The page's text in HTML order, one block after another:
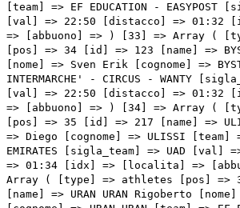
WANTY [sigla_team] => ICW [val] => 22:50 [distacco] => 01:32 [idx] => [localita] => [abbuono] => ) [34] => Array ( [type] => athletes [pos] => 35 [id] => 217 [name] => ULISSI Diego [nome] => Diego [cognome] => ULISSI [team] => UAE TEAM EMIRATES [sigla_team] => UAD [val] => 22:52 [distacco] => 01:34 [idx] => [localita] => [abbuono] => ) [35] => Array ( [type] => athletes [pos] => 36 [id] => 71 [name] => URAN URAN Rigoberto [nome] => Rigoberto [cognome] => URAN URAN [team] => EF EDUCATION - EASYPOST [sigla_team] => EFE [val] => 22:53 [distacco] => 01:35 [idx] => [localita] => [abbuono] => ) [36] => Array ( [type] => athletes [pos] => 37 [id] => 195 [name] => POSTLBERGER Lukas [nome] => Lukas [cognome] => POSTLBERGER [team] => TEAM JAYCO ALULA [sigla_team] => JAY [val] => 22:54 [distacco] => 01:36 [idx] => [localita] => [abbuono] => ) [37] => Array ( [type] => athletes [pos] => 38 [id] => 41 [name] => HAIG Jack Leonard [nome] => Jack Leonard [cognome] => HAIG [team] => BAHRAIN VICTORIOUS [sigla_team] => TBV [val] => 22:54 [distacco] => 01:36 [idx] => [localita] => [abbuono] => ) [38] => Array ( [type] => athletes [pos] => 39 [id] => 57 [name] => KONRAD Patrick [nome] => Patrick [cognome] => KONRAD [team] => BORA - HANSGROHE [sigla_team] => BOH [val] => 22:55 [distacco] => 01:37 [idx] => [localita] => [abbuono] => ) [39] => Array ( [type] => athletes [pos] => 40 [id] => 215 [name] => GIBBONS Ryan [nome] => Ryan [cognome] => GIBBONS [team] => UAE TEAM EMIRATES [sigla_team] => UAD [val] => 22:56 [distacco] => 01:38 [idx] => [localita] => [abbuono] => ) [40] => Array ( [type] => athletes [pos] => 41 [id] => 78 [name] => NIELSEN Magnus Cort [nome] => Magnus Cort [cognome] => NIELSEN [team] => EF EDUCATION - EASYPOST [sigla_team] => EFE [val] => 22:56 [distacco] => 01:38 [idx] => [localita] => [abbuono] => ) [41] => Array ( [type] => athletes [pos] => 42 [id] => 164 [name] => GUERNALEC Thibault [nome] => Thibault [cognome] => GUERNALEC [team] => TEAM ARKEA - SAMSIC [sigla_team] => ARK [val] => 22:56 [distacco] => 01:38 [idx] => [localita] => [abbuono] => ) [42] => Array ( [type] => athletes [pos] => 43 [id] => 4 [name] => CERNY Josef [nome] => Josef [cognome] => CERNY [team] => SOUDAL QUICK-STEP [sigla_team] => SOQ [val] => 22:56 [distacco] => 01:38 [idx] => [localita] => [abbuono] => ) [43] => Array ( [type] => athletes [pos] => 44 [id] => 128 [name] => TAARAMAE Rein [nome] => Rein [cognome] => TAARAMAE [team] => INTERMARCHE' - CIRCUS - WANTY [sigla_team] => ICW [val] => 22:58 [distacco] => 01:40 [idx] => [localita] => [abbuono] => ) [44] => Array ( [type] => athletes [pos] => 45 [id] => 192 [name] => DE MARCHI Alessandro [nome] => Alessandro [cognome] => DE MARCHI [team] => TEAM JAYCO ALULA [sigla_team] => JAY [val] => 22:59 [distacco] => 01:41 [idx] => [localita] => [abbuono] => ) [45] => Array ( [type] => athletes [pos]